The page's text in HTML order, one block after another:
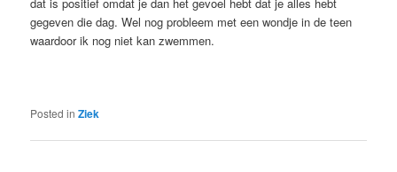
gegeven die dag. Wel nog probleem met een wondje in de teen
waardoor ik nog niet kan zwemmen.
Posted in Ziek